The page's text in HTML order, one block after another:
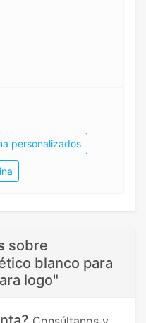
personalizados
sobre
blanco para
logo"